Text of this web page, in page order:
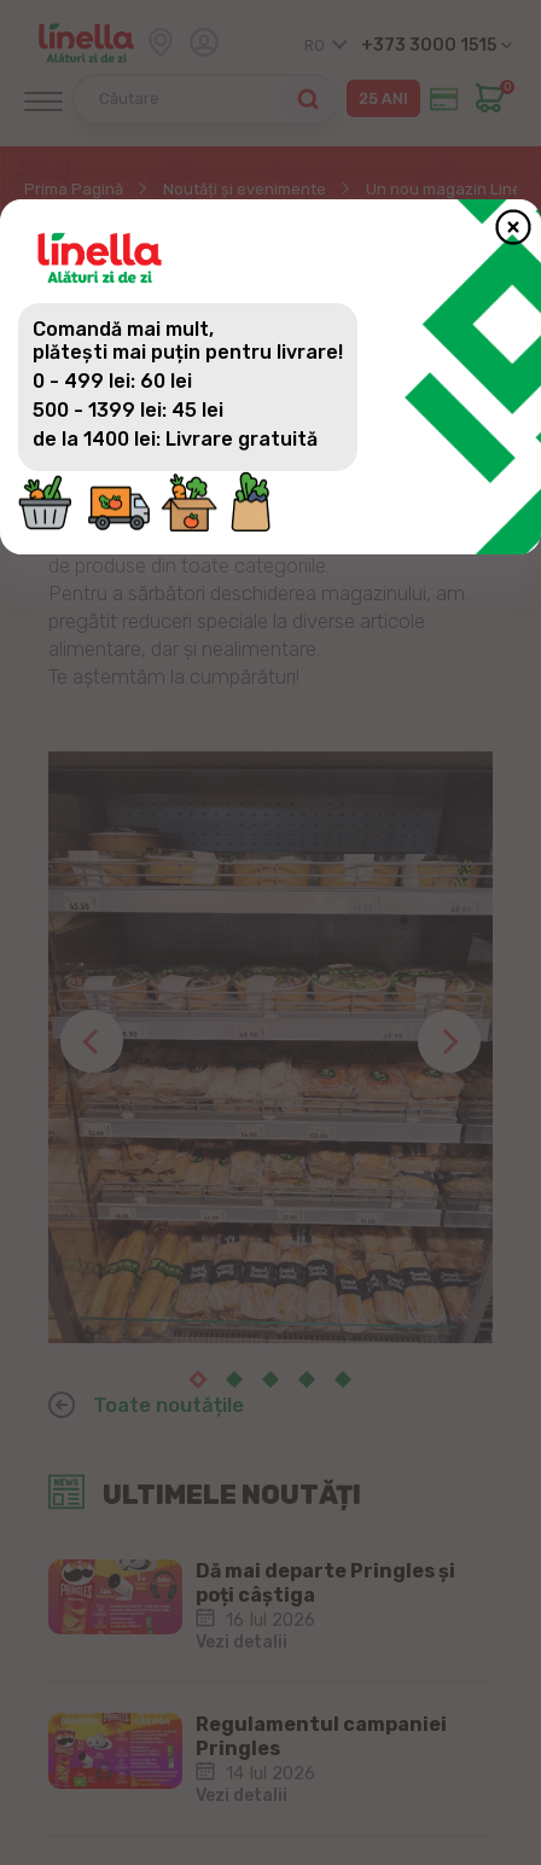
RO +373 3000 1515
0
Prima Pagină Noutăți și evenimente Un nou magazin
UN NOU MAGAZIN
LINELLA ÎN CENTRUL
CAPITALEI
ULTIMELE NOUTĂȚI
Dă mai departe Pringles și
poți câștiga
16 Iul 2026
Vezi detalii
Regulamentul campaniei
Pringles
14 Iul 2026
Vezi detalii
De azi mai avem un magazin Linella în centrul
Chișinăului, pe bd. Bănulescu Bodoni 57. Te
așteptăm cu reduceri semnificative și o varietate
de produse din toate categoriile.
Pentru a sărbători deschiderea magazinului, am
pregătit reduceri speciale la diverse articole
alimentare, dar și nealimentare.
Te aștemtăm la cumpărături!
Toate noutățile
Comandă mai mult,
plătești mai puțin pentru livrare!
0 - 499 lei: 60 lei
500 - 1399 lei: 45 lei
de la 1400 lei: Livrare gratuită